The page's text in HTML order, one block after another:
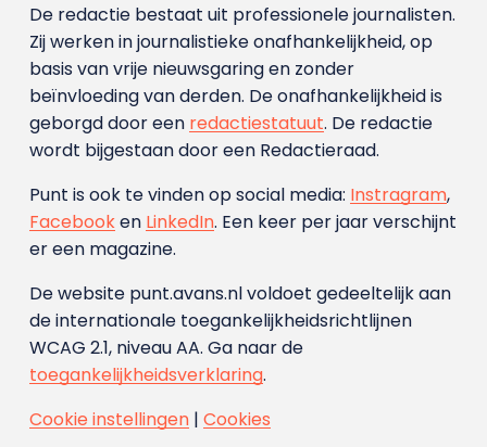
De redactie bestaat uit professionele journalisten.
Zij werken in journalistieke onafhankelijkheid, op
basis van vrije nieuwsgaring en zonder
beïnvloeding van derden. De onafhankelijkheid is
geborgd door een redactiestatuut. De redactie
wordt bijgestaan door een Redactieraad.
Punt is ook te vinden op social media: Instragram,
Facebooken LinkedIn. Een keer per jaar verschijnt
er een magazine.
De website punt.avans.nl voldoet gedeeltelijk aan
de internationale toegankelijkheidsrichtlijnen
WCAG 2.1, niveau AA. Ga naar de
toegankelijkheidsverklaring.
Cookie instellingen| Cookies